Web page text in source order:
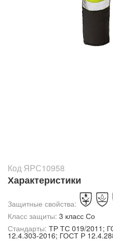
Код ЯРС10958
Характеристики
Защитные свойства:
Класс защиты: 3 класс Со
Стандарты: ТР ТС 019/2011;
12.4.303-2016; ГОСТ Р